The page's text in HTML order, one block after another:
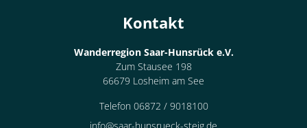
Kontakt
Wanderregion Saar-Hunsrück e.V.
Zum Stausee 198
66679 Losheim am See
Telefon 06872 / 9018100